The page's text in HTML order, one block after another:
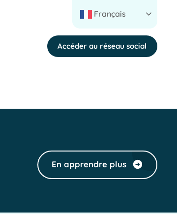
Français
Accéder au réseau social
En apprendre plus